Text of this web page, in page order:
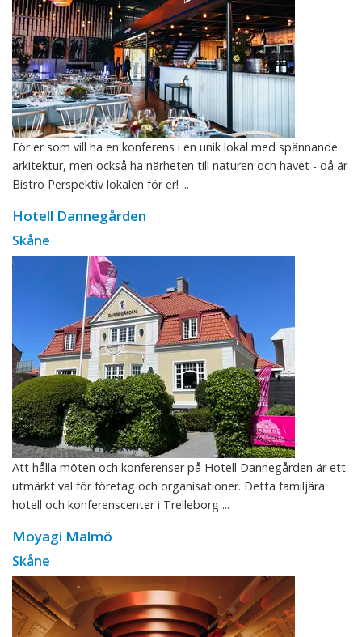
För er som vill ha en konferens i en unik lokal med spännande
arkitektur, men också ha närheten till naturen och havet - då är
Bistro Perspektiv lokalen för er! ...
Hotell Dannegården
Skåne
Att hålla möten och konferenser på Hotell Dannegården är ett
utmärkt val för företag och organisationer. Detta familjära
hotell och konferenscenter i Trelleborg ...
Moyagi Malmö
Skåne